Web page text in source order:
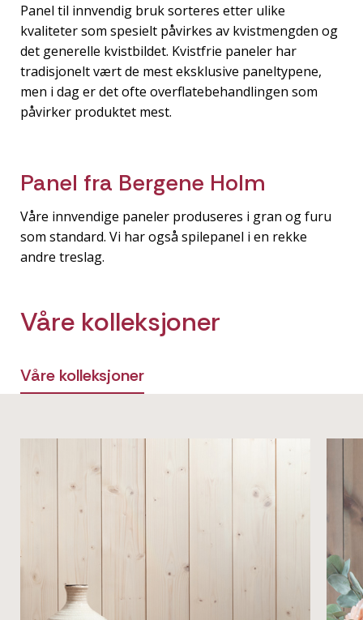
Panel til innvendig bruk sorteres etter ulike
kvaliteter som spesielt påvirkes av kvistmengden og
det generelle kvistbildet. Kvistfrie paneler har
tradisjonelt vært de mest eksklusive paneltypene,
men i dag er det ofte overflatebehandlingen som
påvirker produktet mest.
Panel fra Bergene Holm
Våre innvendige paneler produseres i gran og furu
som standard. Vi har også spilepanel i en rekke
andre treslag.
Våre kolleksjoner
Våre kolleksjoner